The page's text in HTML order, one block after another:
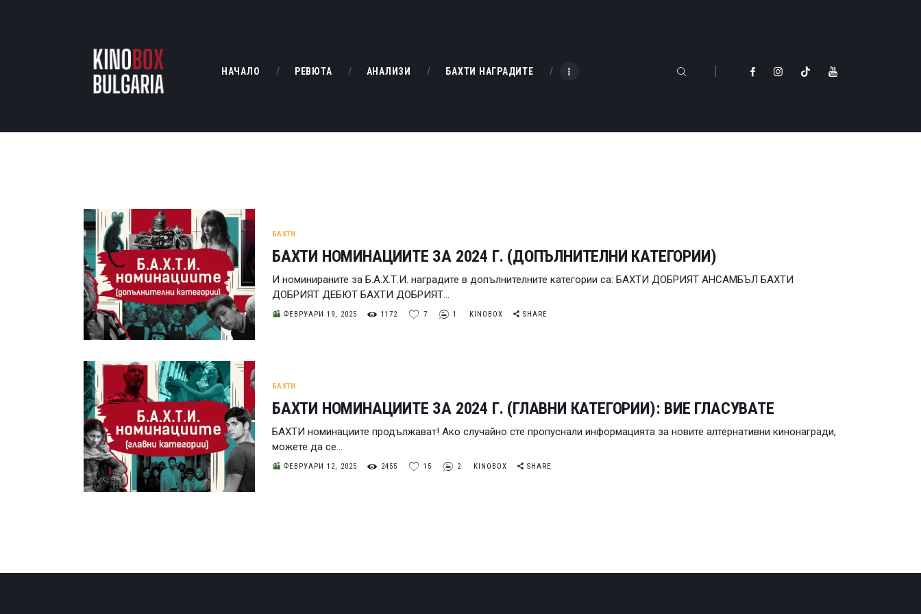
НАЧАЛО РЕВЮТА АНАЛИЗИ БАХТИ НАГРАДИТЕ
РЕВЮТА
БАХТИ НАГРАДИТЕ
БАХТИ
БАХТИ НОМИНАЦИИТЕ ЗА 2024 Г. (ДОПЪЛНИТЕЛНИ КАТЕГОРИИ)
И номинираните за Б.А.Х.Т.И. наградите в допълнителните категории са: БАХТИ ДОБРИЯТ АНСАМБЪЛ БАХТИ
ДОБРИЯТ ДЕБЮТ БАХТИ ДОБРИЯТ…
ФЕВРУАРИ 19, 2025 1172 7 1 KINOBOX SHARE
БАХТИ
БАХТИ НОМИНАЦИИТЕ ЗА 2024 Г. (ГЛАВНИ КАТЕГОРИИ): ВИЕ ГЛАСУВАТЕ
БАХТИ номинациите продължават! Ако случайно сте пропуснали информацията за новите алтернативни кинонагради,
можете да се…
ФЕВРУАРИ 12, 2025 2455 15 2 KINOBOX SHARE